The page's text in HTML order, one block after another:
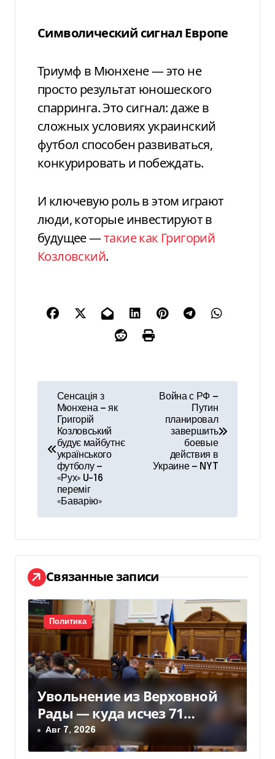
Символический сигнал Европе
Триумф в Мюнхене — это не
просто результат юношеского
спарринга. Это сигнал: даже в
сложных условиях украинский
футбол способен развиваться,
конкурировать и побеждать.
И ключевую роль в этом играют
люди, которые инвестируют в
будущее —такие как Григорий
Козловский.
в
а
ц
и
я
п
о
з
а
п
и
Сенсація з
Мюнхена — як
Григорій
Козловський
будує майбутнє
українського
футболу —
«Рух» U-16
переміг
«Баварію»
Война с РФ —
Путин
планировал
завершить
боевые
действия в
Украине — NYT
Связанные записи
Политика
Увольнение из Верховной
Рады — куда исчез 71
народный депутат за семь
лет
Авг 7, 2026